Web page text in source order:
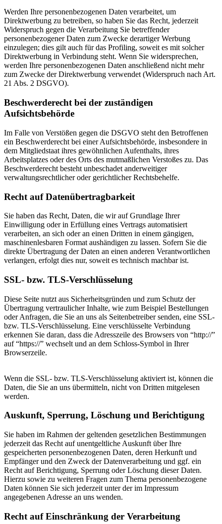
Werden Ihre personenbezogenen Daten verarbeitet, um
Direktwerbung zu betreiben, so haben Sie das Recht, jederzeit
Widerspruch gegen die Verarbeitung Sie betreffender
personenbezogener Daten zum Zwecke derartiger Werbung
einzulegen; dies gilt auch für das Profiling, soweit es mit solcher
Direktwerbung in Verbindung steht. Wenn Sie widersprechen,
werden Ihre personenbezogenen Daten anschließend nicht mehr
zum Zwecke der Direktwerbung verwendet (Widerspruch nach Art.
21 Abs. 2 DSGVO).
Beschwerderecht bei der zuständigen
Aufsichtsbehörde
Im Falle von Verstößen gegen die DSGVO steht den Betroffenen
ein Beschwerderecht bei einer Aufsichtsbehörde, insbesondere in
dem Mitgliedstaat ihres gewöhnlichen Aufenthalts, ihres
Arbeitsplatzes oder des Orts des mutmaßlichen Verstoßes zu. Das
Beschwerderecht besteht unbeschadet anderweitiger
verwaltungsrechtlicher oder gerichtlicher Rechtsbehelfe.
Recht auf Datenübertragbarkeit
Sie haben das Recht, Daten, die wir auf Grundlage Ihrer
Einwilligung oder in Erfüllung eines Vertrags automatisiert
verarbeiten, an sich oder an einen Dritten in einem gängigen,
maschinenlesbaren Format aushändigen zu lassen. Sofern Sie die
direkte Übertragung der Daten an einen anderen Verantwortlichen
verlangen, erfolgt dies nur, soweit es technisch machbar ist.
SSL- bzw. TLS-Verschlüsselung
Diese Seite nutzt aus Sicherheitsgründen und zum Schutz der
Übertragung vertraulicher Inhalte, wie zum Beispiel Bestellungen
oder Anfragen, die Sie an uns als Seitenbetreiber senden, eine SSL-
bzw. TLS-Verschlüsselung. Eine verschlüsselte Verbindung
erkennen Sie daran, dass die Adresszeile des Browsers von “http://”
auf “https://” wechselt und an dem Schloss-Symbol in Ihrer
Browserzeile.
Wenn die SSL- bzw. TLS-Verschlüsselung aktiviert ist, können die
Daten, die Sie an uns übermitteln, nicht von Dritten mitgelesen
werden.
Auskunft, Sperrung, Löschung und Berichtigung
Sie haben im Rahmen der geltenden gesetzlichen Bestimmungen
jederzeit das Recht auf unentgeltliche Auskunft über Ihre
gespeicherten personenbezogenen Daten, deren Herkunft und
Empfänger und den Zweck der Datenverarbeitung und ggf. ein
Recht auf Berichtigung, Sperrung oder Löschung dieser Daten.
Hierzu sowie zu weiteren Fragen zum Thema personenbezogene
Daten können Sie sich jederzeit unter der im Impressum
angegebenen Adresse an uns wenden.
Recht auf Einschränkung der Verarbeitung